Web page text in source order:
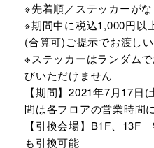
※先着順／ステッカーが
※期間中に税込1,000円以
(合算可)ご提示でお渡し
※ステッカーはランダム
びいただけません
【期間】2021年7月17
間は各フロアの営業時間
【引換会場】B1F、13F
も引換可能